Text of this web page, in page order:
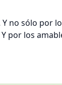
no sólo por
por los